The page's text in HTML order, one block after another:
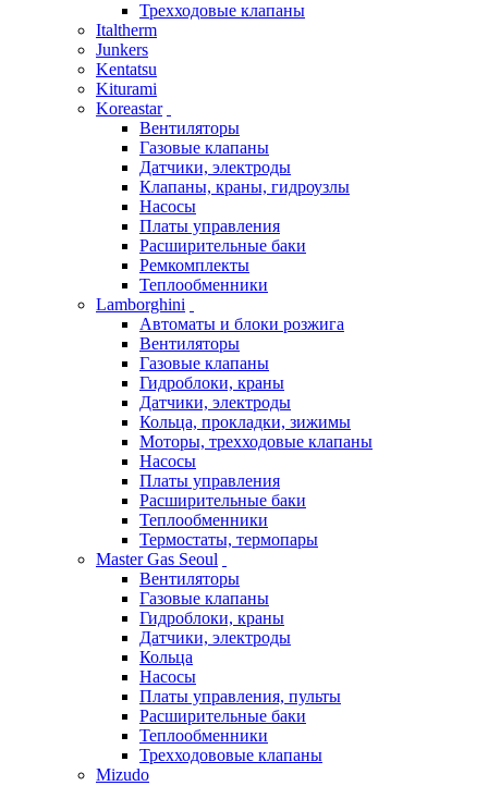
Трехходовые клапаны
Italtherm
Junkers
Kentatsu
Kiturami
Koreastar
Вентиляторы
Газовые клапаны
Датчики, электроды
Клапаны, краны, гидроузлы
Насосы
Платы управления
Расширительные баки
Ремкомплекты
Теплообменники
Lamborghini
Автоматы и блоки розжига
Вентиляторы
Газовые клапаны
Гидроблоки, краны
Датчики, электроды
Кольца, прокладки, зижимы
Моторы, трехходовые клапаны
Насосы
Платы управления
Расширительные баки
Теплообменники
Термостаты, термопары
Master Gas Seoul
Вентиляторы
Газовые клапаны
Гидроблоки, краны
Датчики, электроды
Кольца
Насосы
Платы управления, пульты
Расширительные баки
Теплообменники
Трехходововые клапаны
Mizudo